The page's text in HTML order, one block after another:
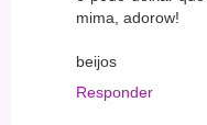
mima, adorow!
beijos
Responder